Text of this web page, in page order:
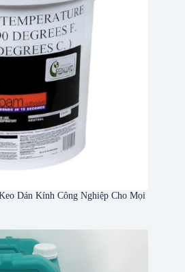
Dán Kính Công Nghiệp Cho Mọi